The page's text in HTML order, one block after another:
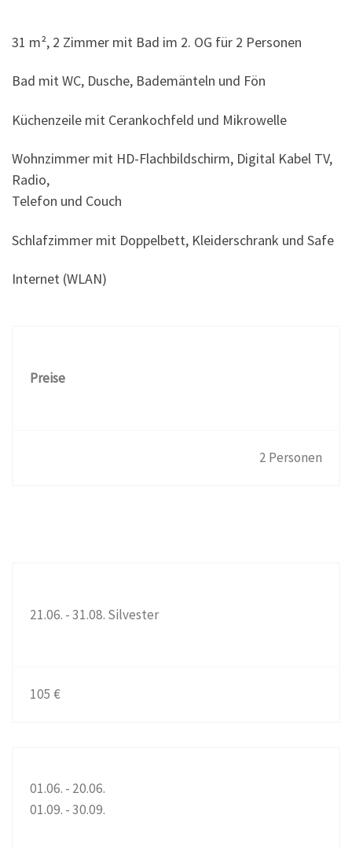
31 m², 2 Zimmer mit Bad im 2. OG für 2 Personen
Bad mit WC, Dusche, Bademänteln und Fön
Küchenzeile mit Cerankochfeld und Mikrowelle
Wohnzimmer mit HD-Flachbildschirm, Digital Kabel TV,
Radio,
Telefon und Couch
Schlafzimmer mit Doppelbett, Kleiderschrank und Safe
Internet (WLAN)
Preise
2 Personen
21.06. - 31.08. Silvester
105 €
01.06. - 20.06.
01.09. - 30.09.